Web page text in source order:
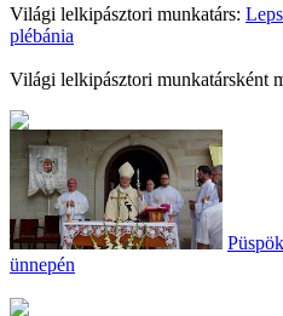
Világi lelkipásztori munkatárs:
plébánia
Világi lelkipásztori munkatársként
ünnepén